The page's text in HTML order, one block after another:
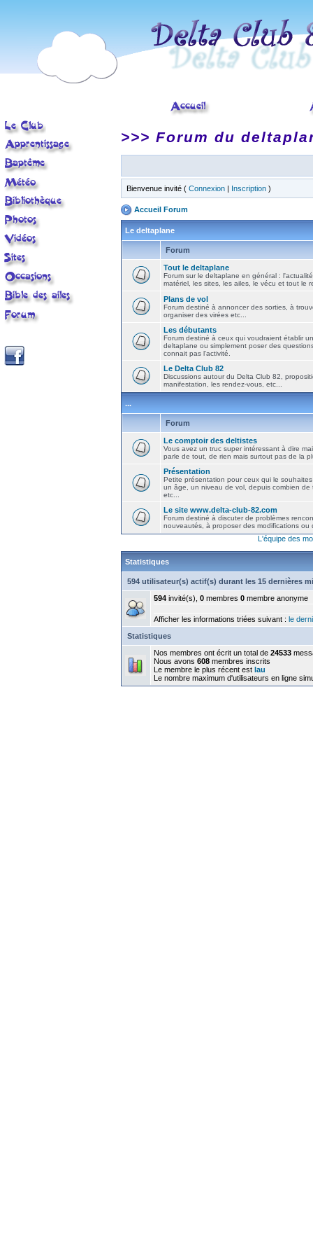
>>> Forum du
Bienvenue invité ( Connexion | Inscription )
Accueil Forum
Le deltaplane
Forum
Tout le deltaplane
Forum sur le deltaplane en général :
matériel, les sites, les ailes, le vécu et tout le
Plans de vol
Forum destiné à annoncer des sorties, à
organiser des virées etc...
Les débutants
Forum destiné à ceux qui voudraient établir
deltaplane ou simplement poser des
connait pas l'activité.
Le Delta Club 82
Discussions autour du Delta Club 82,
manifestation, les rendez-vous, etc...
...
Forum
Le comptoir des deltistes
Vous avez un truc super intéressant à dire
parle de tout, de rien mais surtout pas de la
Présentation
Petite présentation pour ceux qui le
un âge, un niveau de vol, depuis combien de
etc...
Le site www.delta-club-82.com
Forum destiné à discuter de problèmes
nouveautés, à proposer des modifications ou
L'équipe des
Statistiques
594 utilisateur(s) actif(s) durant les 15 dernières
594 invité(s), 0 membres 0 membre anonyme
Afficher les informations triées suivant : le
Statistiques
Nos membres ont écrit un total de 24533
Nous avons 608 membres inscrits
Le membre le plus récent est lau
Le nombre maximum d'utilisateurs en ligne